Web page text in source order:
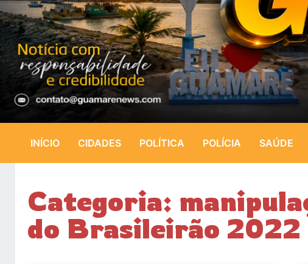
INÍCIO CIDADES POLÍTICA POLÍCIA SAÚDE
Categoria:
do Brasileirão 2022